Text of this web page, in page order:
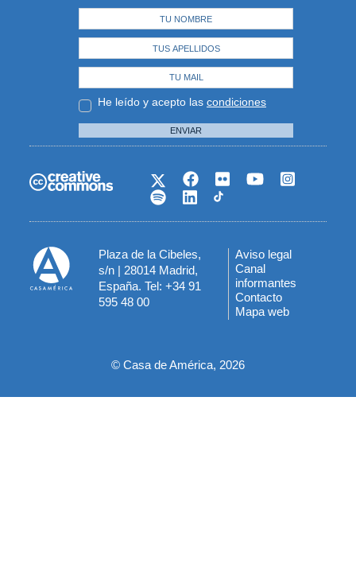
He leído y acepto las condiciones
ENVIAR
Plaza de la Cibeles,
s/n | 28014 Madrid,
España. Tel: +34 91
595 48 00
Menú
del
pie
Aviso legal
Canal
informantes
Contacto
Mapa web
© Casa de América, 2026